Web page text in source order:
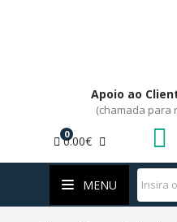
Apoio ao
(chamada para
0
0.00€
MENU